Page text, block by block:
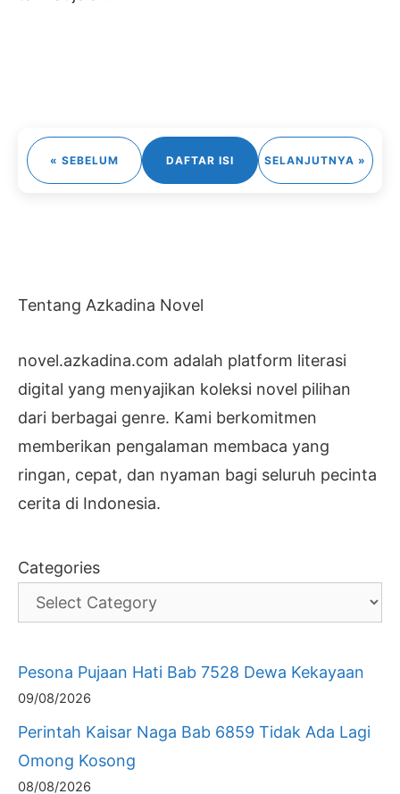
« SEBELUM DAFTAR ISI SELANJUTNYA »
Tentang Azkadina Novel
novel.azkadina.com adalah platform literasi
digital yang menyajikan koleksi novel pilihan
dari berbagai genre. Kami berkomitmen
memberikan pengalaman membaca yang
ringan, cepat, dan nyaman bagi seluruh pecinta
cerita di Indonesia.
Categories
Pesona Pujaan Hati Bab 7528 Dewa Kekayaan
09/08/2026
Perintah Kaisar Naga Bab 6859 Tidak Ada Lagi
Omong Kosong
08/08/2026